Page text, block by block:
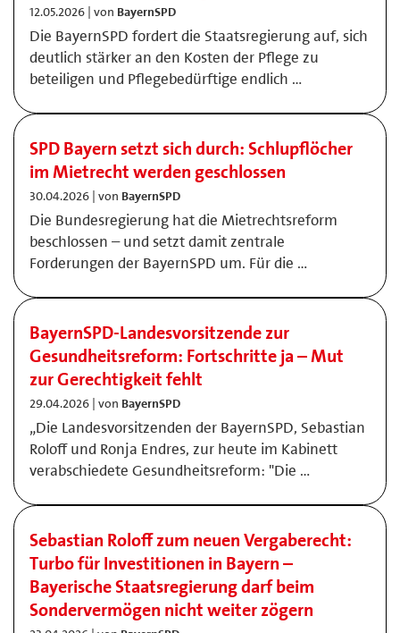
12.05.2026 | von BayernSPD
Die BayernSPD fordert die Staatsregierung auf, sich
deutlich stärker an den Kosten der Pflege zu
beteiligen und Pflegebedürftige endlich …
SPD Bayern setzt sich durch: Schlupflöcher
im Mietrecht werden geschlossen
30.04.2026 | von BayernSPD
Die Bundesregierung hat die Mietrechtsreform
beschlossen – und setzt damit zentrale
Forderungen der BayernSPD um. Für die …
BayernSPD-Landesvorsitzende zur
Gesundheitsreform: Fortschritte ja – Mut
zur Gerechtigkeit fehlt
29.04.2026 | von BayernSPD
„Die Landesvorsitzenden der BayernSPD, Sebastian
Roloff und Ronja Endres, zur heute im Kabinett
verabschiedete Gesundheitsreform: "Die …
Sebastian Roloff zum neuen Vergaberecht:
Turbo für Investitionen in Bayern –
Bayerische Staatsregierung darf beim
Sondervermögen nicht weiter zögern